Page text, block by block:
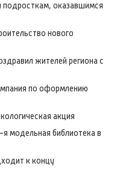
оказавшимся
нового
жителей региона с
по оформлению
акция
модельная библиотека в
к концу